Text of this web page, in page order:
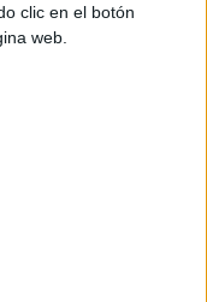
clic en el botón
web.
16/01/2024